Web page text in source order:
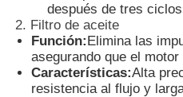
En casa.
después de tres
2. Filtro de aceite
Función:Elimina las
asegurando que el
Características:Alta
resistencia al flujo y